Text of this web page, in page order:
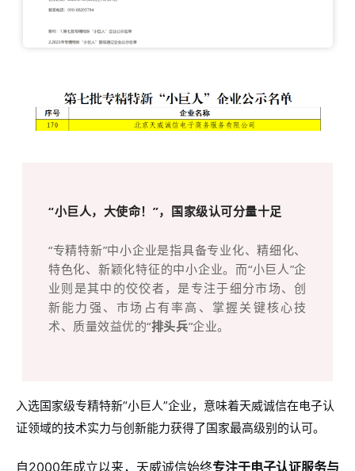
“小巨人，大使命！”，国家级认可分量十足
“专精特新”中小企业是指具备专业化、精细化、
特色化、新颖化特征的中小企业。而“小巨人”企
业则是其中的佼佼者，是专注于细分市场、创
新能力强、市场占有率高、掌握关键核心技
术、质量效益优的“排头兵”企业。
入选国家级专精特新“小巨人”企业，意味着天威诚信在电子认
证领域的技术实力与创新能力获得了国家最高级别的认可。
自2000年成立以来，天威诚信始终专注于电子认证服务与